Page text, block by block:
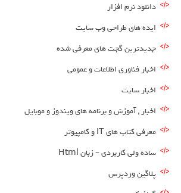
دانلود نرم افزار
ایده های طراحی وب سایت
جدیدترین گجت های معرفی شده
اخبار فناوری اطلاعات و عمومی
اخبار سایت
اخبار , آموزش و برنامه های ویندوز و موبایل
معرفی کتاب های IT و کامپیوتر
ساده ولی کاربردی – زبان Html
پلاگین وردپرس